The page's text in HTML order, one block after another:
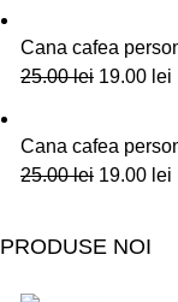
Cana cafea
25.00lei 19.00 lei
Cana cafea
25.00lei 19.00 lei
PRODUSE NOI